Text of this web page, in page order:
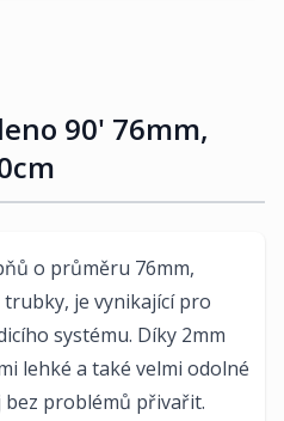
90' 76mm,
o průměru 76mm,
je vynikající pro
systému. Díky 2mm
lehké a také velmi odolné
bez problémů přivařit.